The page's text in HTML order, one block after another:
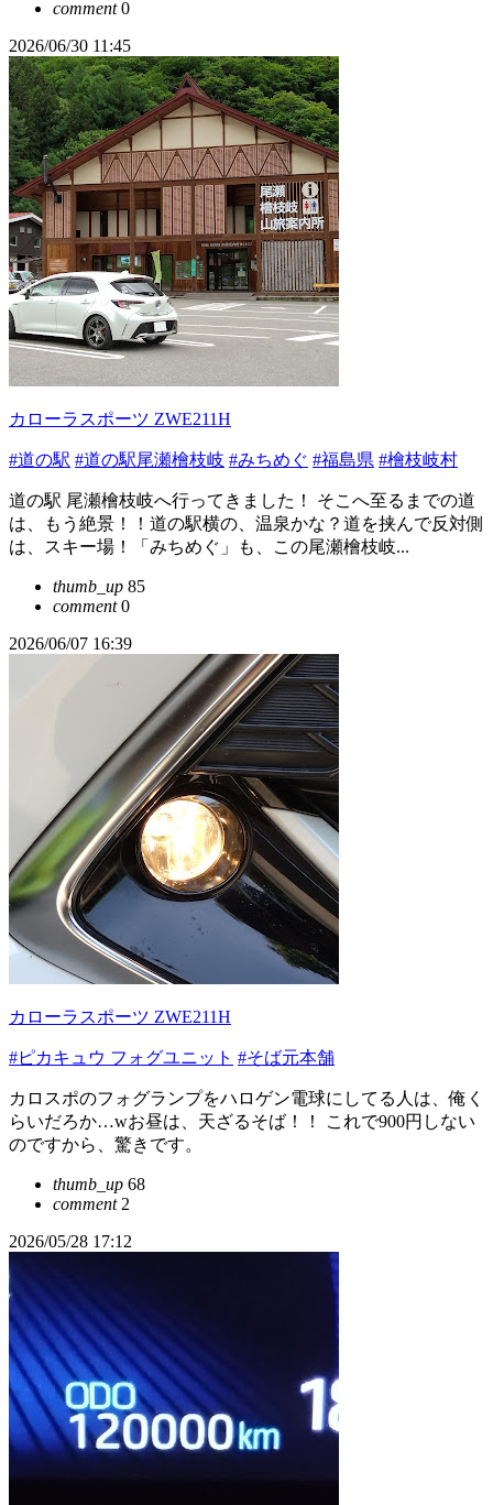
comment0
2026/06/30 11:45
カローラスポーツ ZWE211H
#道の駅 #道の駅尾瀬檜枝岐 #みちめぐ #福島県 #檜枝岐村
道の駅 尾瀬檜枝岐へ行ってきました！ そこへ至るまでの道
は、もう絶景！！道の駅横の、温泉かな？道を挟んで反対側
は、スキー場！「みちめぐ」も、この尾瀬檜枝岐...
thumb_up 85
comment0
2026/06/07 16:39
カローラスポーツ ZWE211H
#ピカキュウ フォグユニット #そば元本舗
カロスポのフォグランプをハロゲン電球にしてる人は、俺く
らいだろか…wお昼は、天ざるそば！！ これで900円しない
のですから、驚きです。
thumb_up 68
comment2
2026/05/28 17:12